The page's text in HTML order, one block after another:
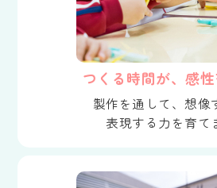
つくる時間が、感性
製作を通して、想像
表現する力を育て